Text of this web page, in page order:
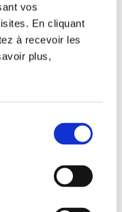
vos
En cliquant
à recevoir les
plus,